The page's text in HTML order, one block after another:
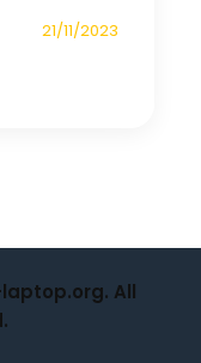
21/11/2023
All